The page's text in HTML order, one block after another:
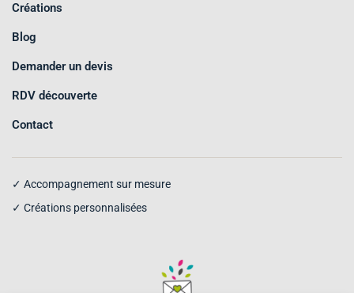
Créations
Blog
Demander un devis
RDV découverte
Contact
✓ Accompagnement sur mesure
✓ Créations personnalisées